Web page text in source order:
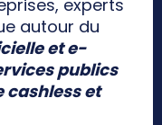
experts
autour du
et e-
publics
cashless et